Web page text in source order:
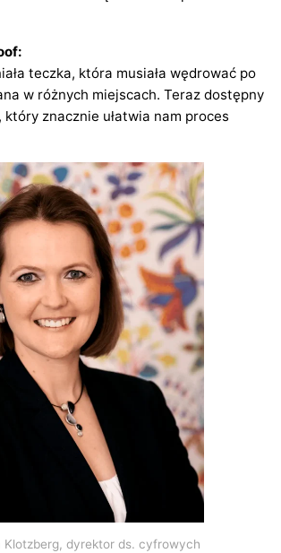
teczka, która musiała wędrować po
w różnych miejscach. Teraz dostępny
znacznie ułatwia nam proces
Klotzberg, dyrektor ds. cyfrowych